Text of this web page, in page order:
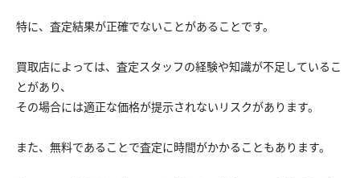
特に、査定結果が正確でないことがあることです。
買取店によっては、査定スタッフの経験や知識が不足しているこ
とがあり、
その場合には適正な価格が提示されないリスクがあります。
また、無料であることで査定に時間がかかることもあります。